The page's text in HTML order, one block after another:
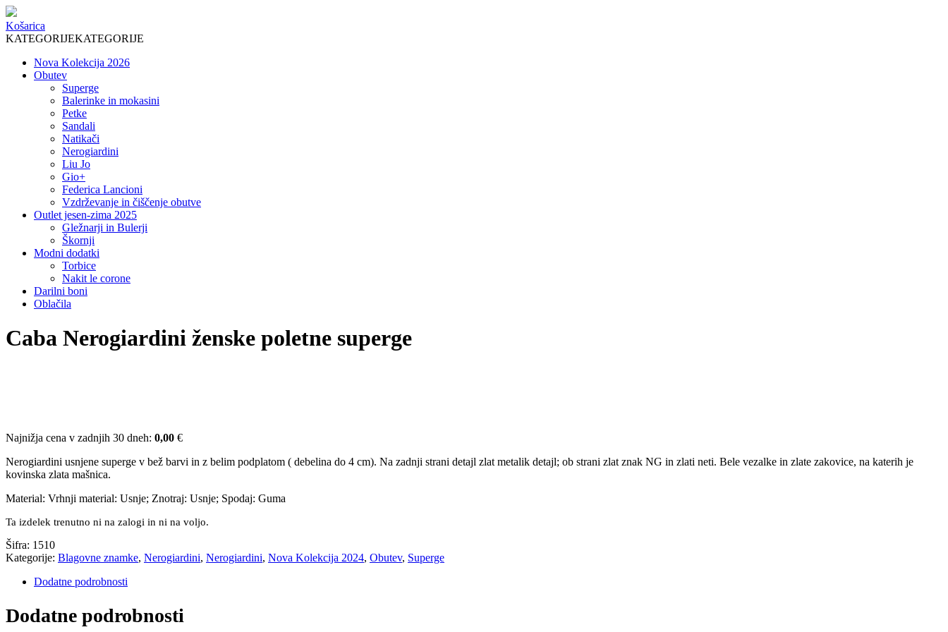
Košarica
KATEGORIJEKATEGORIJE
Nova Kolekcija 2026
Obutev
Superge
Balerinke in mokasini
Petke
Sandali
Natikači
Nerogiardini
Liu Jo
Gio+
Federica Lancioni
Vzdrževanje in čiščenje obutve
Outlet jesen-zima 2025
Gležnarji in Bulerji
Škornji
Modni dodatki
Torbice
Nakit le corone
Darilni boni
Oblačila
Caba Nerogiardini ženske poletne superge
Najnižja cena v zadnjih 30 dneh: 0,00 €
Nerogiardini usnjene superge v bež barvi in z belim podplatom ( debelina do 4 cm). Na zadnji strani detajl zlat metalik detajl; ob strani zlat znak NG in zlati neti. Bele vezalke in zlate zakovice, na katerih je
kovinska zlata mašnica.
Material: Vrhnji material: Usnje; Znotraj: Usnje; Spodaj: Guma
Ta izdelek trenutno ni na zalogi in ni na voljo.
Šifra: 1510
Kategorije: Blagovne znamke, Nerogiardini, Nerogiardini, Nova Kolekcija 2024, Obutev, Superge
Dodatne podrobnosti
Dodatne podrobnosti